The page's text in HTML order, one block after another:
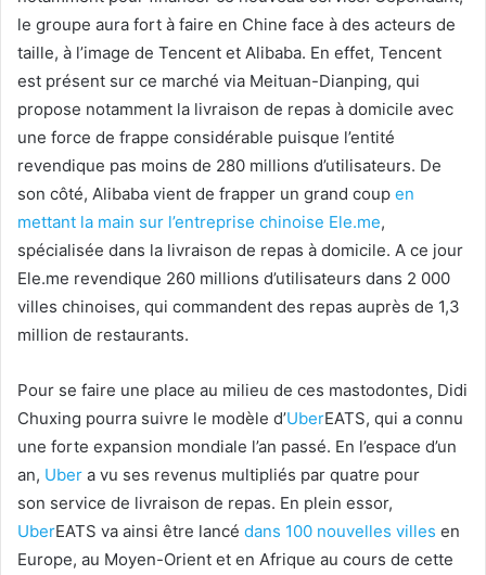
le groupe aura fort à faire en Chine face à des acteurs de
taille, à l’image de Tencent et Alibaba. En effet, Tencent
est présent sur ce marché via Meituan-Dianping, qui
propose notamment la livraison de repas à domicile avec
une force de frappe considérable puisque l’entité
revendique pas moins de 280 millions d’utilisateurs. De
son côté, Alibaba vient de frapper un grand coup en
mettant la main sur l’entreprise chinoise Ele.me,
spécialisée dans la livraison de repas à domicile. A ce jour
Ele.me revendique 260 millions d’utilisateurs dans 2 000
villes chinoises, qui commandent des repas auprès de 1,3
million de restaurants.
Pour se faire une place au milieu de ces mastodontes, Didi
Chuxing pourra suivre le modèle d’UberEATS, qui a connu
une forte expansion mondiale l’an passé. En l’espace d’un
an, Uber a vu ses revenus multipliés par quatre pour
son service de livraison de repas. En plein essor,
UberEATS va ainsi être lancé dans 100 nouvelles villes en
Europe, au Moyen-Orient et en Afrique au cours de cette